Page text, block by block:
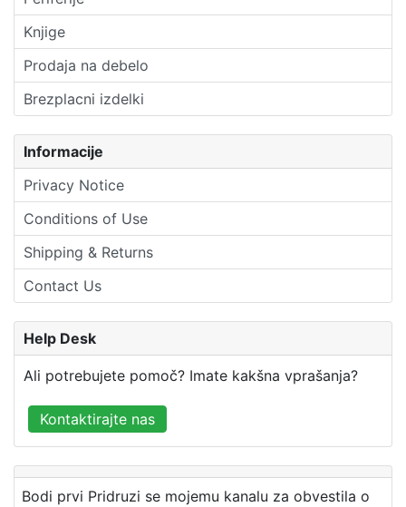
Knjige
Prodaja na debelo
Brezplacni izdelki
Informacije
Privacy Notice
Conditions of Use
Shipping & Returns
Contact Us
Help Desk
Ali potrebujete pomoč? Imate kakšna vprašanja?
Kontaktirajte nas
Bodi prvi Pridruzi se mojemu kanalu za obvestila o